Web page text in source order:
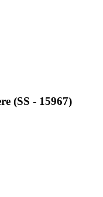
(SS - 15967)